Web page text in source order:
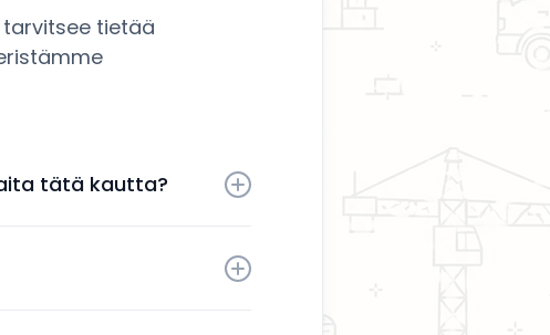
tarvitsee tietää
tätä kautta?